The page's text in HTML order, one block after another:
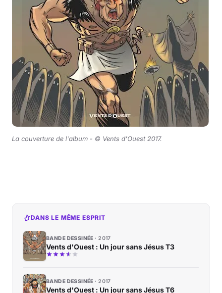
La couverture de l'album - © Vents d'Ouest 2017.
DANS LE MÊME ESPRIT
BANDE DESSINÉE 2017
Vents d'Ouest : Un jour sans Jésus T3
BANDE DESSINÉE 2017
Vents d'Ouest : Un jour sans Jésus T6